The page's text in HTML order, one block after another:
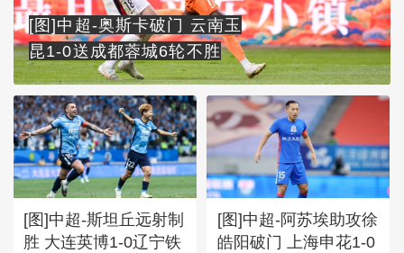
[图]中超-奥斯卡破门 云南玉
昆1-0送成都蓉城6轮不胜
[图]中超-斯坦丘远射制
胜 大连英博1-0辽宁铁
[图]中超-阿苏埃助攻徐
皓阳破门 上海申花1-0